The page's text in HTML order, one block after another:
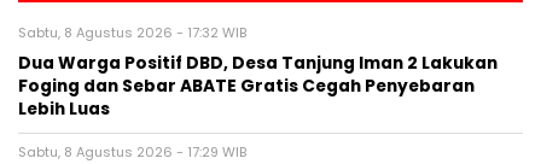
Sabtu, 8 Agustus 2026 - 17:32 WIB
Dua Warga Positif DBD, Desa Tanjung Iman 2 Lakukan
Foging dan Sebar ABATE Gratis Cegah Penyebaran
Lebih Luas
Sabtu, 8 Agustus 2026 - 17:29 WIB